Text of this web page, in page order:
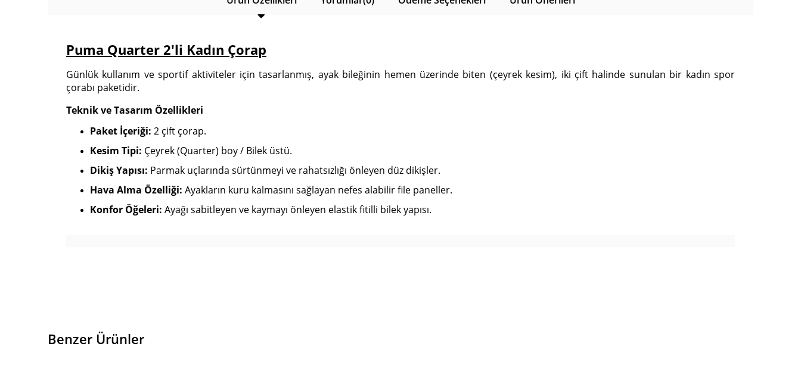
Puma Quarter 2'li Kadın Çorap
Günlük kullanım ve sportif aktiviteler için tasarlanmış, ayak bileğinin hemen üzerinde biten (çeyrek kesim), iki çift halinde sunulan bir kadın spor
çorabı paketidir.
Teknik ve Tasarım Özellikleri
Paket İçeriği: 2 çift çorap.
Kesim Tipi: Çeyrek (Quarter) boy / Bilek üstü.
Dikiş Yapısı: Parmak uçlarında sürtünmeyi ve rahatsızlığı önleyen düz dikişler.
Hava Alma Özelliği: Ayakların kuru kalmasını sağlayan nefes alabilir file paneller.
Konfor Öğeleri: Ayağı sabitleyen ve kaymayı önleyen elastik fitilli bilek yapısı.
Benzer Ürünler